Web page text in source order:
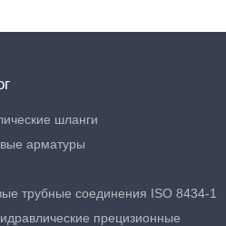
шланги
арматуры
трубные соединения ISO 8434-1
прецизионные